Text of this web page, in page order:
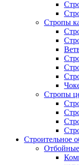
Стропы
Стропы
Строительное